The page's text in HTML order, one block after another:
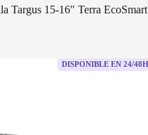
Targus 15-16″ Terra
DISPONIBLE EN 24/